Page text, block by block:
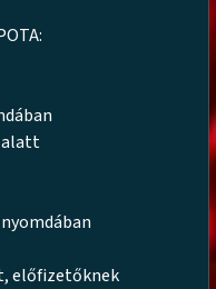
alatt
előfizetőknek